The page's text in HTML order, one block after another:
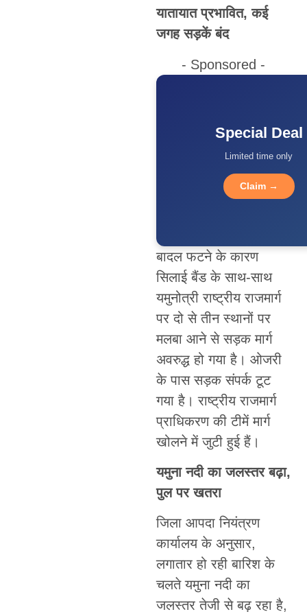
यातायात प्रभावित, कई
जगह सड़कें बंद
- Sponsored -
Special Deal
Limited time only
Claim →
बादल फटने के कारण
सिलाई बैंड के साथ-साथ
यमुनोत्री राष्ट्रीय राजमार्ग
पर दो से तीन स्थानों पर
मलबा आने से सड़क मार्ग
अवरुद्ध हो गया है। ओजरी
के पास सड़क संपर्क टूट
गया है। राष्ट्रीय राजमार्ग
प्राधिकरण की टीमें मार्ग
खोलने में जुटी हुई हैं।
यमुना नदी का जलस्तर बढ़ा,
पुल पर खतरा
जिला आपदा नियंत्रण
कार्यालय के अनुसार,
लगातार हो रही बारिश के
चलते यमुना नदी का
जलस्तर तेजी से बढ़ रहा है,